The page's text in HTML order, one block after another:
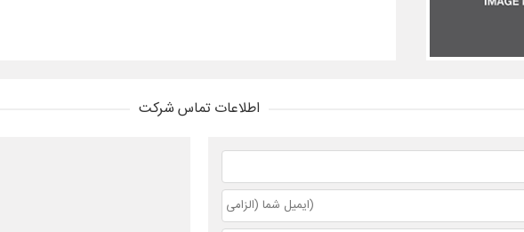
اطلاعات تماس شرکت